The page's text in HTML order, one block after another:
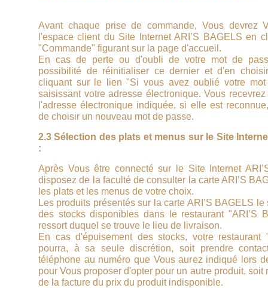
Avant chaque prise de commande, Vous devrez
l'espace client du Site Internet ARI’S BAGELS en
"Commande" figurant sur la page d'accueil.
En cas de perte ou d'oubli de votre mot de
possibilité de réinitialiser ce dernier et d'en
cliquant sur le lien "Si vous avez oublié votre
saisissant votre adresse électronique. Vous
l'adresse électronique indiquée, si elle est
de choisir un nouveau mot de passe.
2.3 Sélection des plats et menus sur le Site
:
Après Vous être connecté sur le Site Internet
disposez de la faculté de consulter la carte ARI’S
les plats et les menus de votre choix.
Les produits présentés sur la carte ARI’S BAGELS
des stocks disponibles dans le restaurant "ARI’S
ressort duquel se trouve le lieu de livraison.
En cas d'épuisement des stocks, votre restaurant
pourra, à sa seule discrétion, soit prendre
téléphone au numéro que Vous aurez indiqué lors
pour Vous proposer d'opter pour un autre produit, soit
de la facture du prix du produit indisponible.